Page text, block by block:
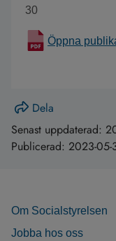
30
Öppna
Dela
Senast uppdaterad:
Publicerad: 2023-05-
Om Socialstyrelsen
Jobba hos oss